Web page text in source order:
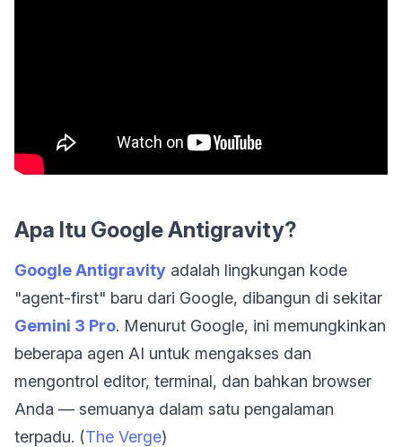
Apa Itu Google Antigravity?
Google Antigravity adalah lingkungan kode
"agent-first" baru dari Google, dibangun di sekitar
Gemini 3 Pro. Menurut Google, ini memungkinkan
beberapa agen AI untuk mengakses dan
mengontrol editor, terminal, dan bahkan browser
Anda — semuanya dalam satu pengalaman
terpadu. (The Verge)